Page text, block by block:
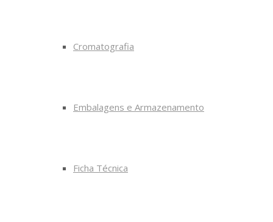
Cromatografia
Embalagens e Armazenamento
Ficha Técnica